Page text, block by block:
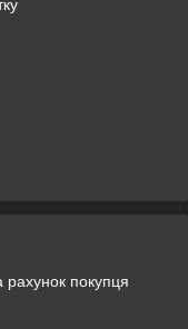
рахунок покупця